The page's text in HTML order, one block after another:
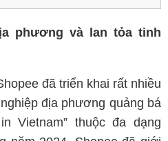
phương và lan tỏa tinh
đã triển khai rất nhiều
địa phương quảng bá
Vietnam” thuộc đa dạng